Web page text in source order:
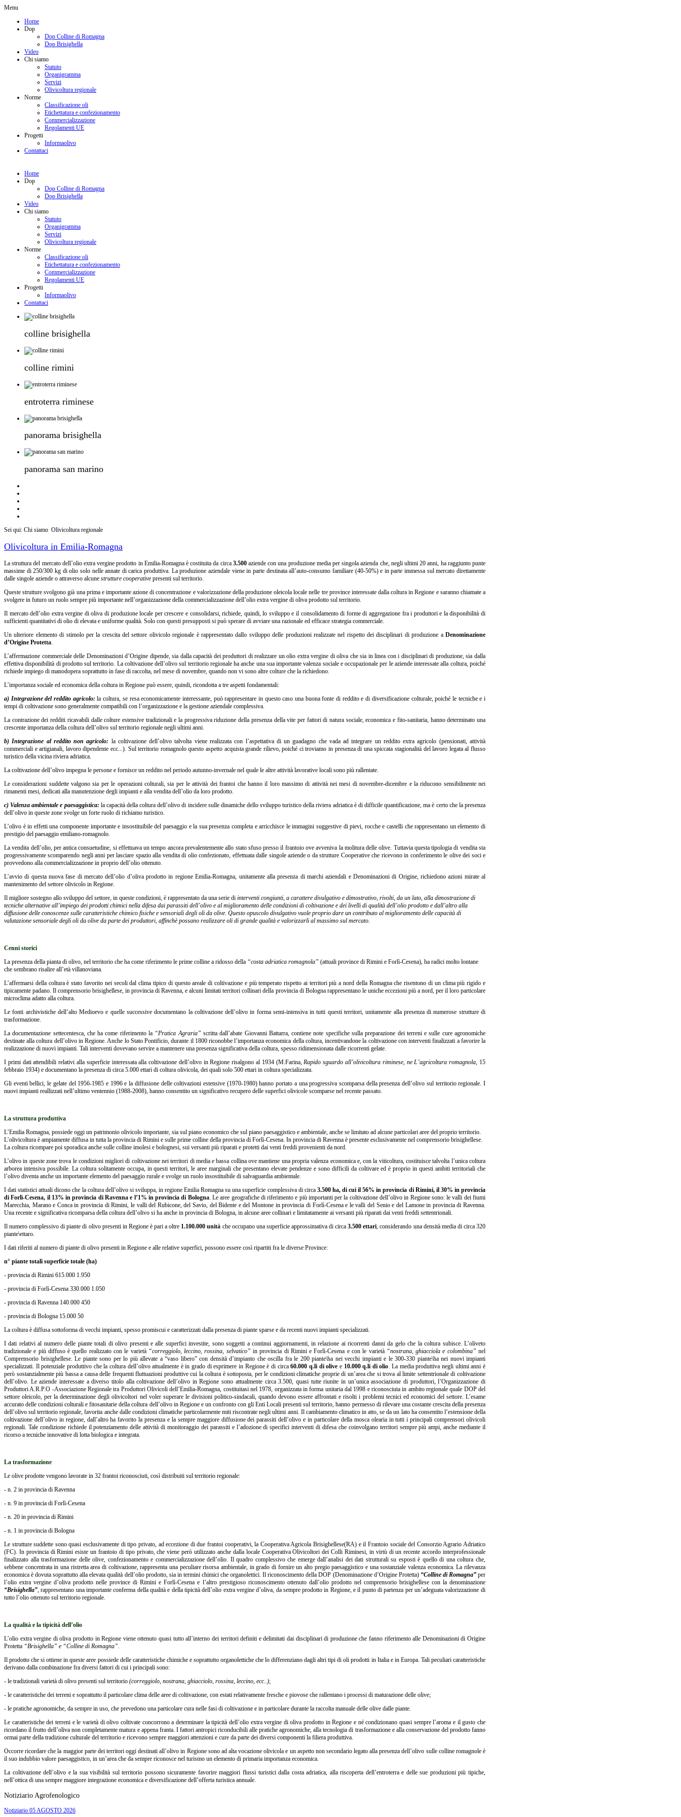
Menu
Home
Dop
Dop Colline di Romagna
Dop Brisighella
Video
Chi siamo
Statuto
Organigramma
Servizi
Olivicoltura regionale
Norme
Classificazione oli
Etichettatura e confezionamento
Commercializzazione
Regolamenti UE
Progetti
Informaolivo
Contattaci
Home
Dop
Dop Colline di Romagna
Dop Brisighella
Video
Chi siamo
Statuto
Organigramma
Servizi
Olivicoltura regionale
Norme
Classificazione oli
Etichettatura e confezionamento
Commercializzazione
Regolamenti UE
Progetti
Informaolivo
Contattaci
colline brisighella
colline rimini
entroterra riminese
panorama brisighella
panorama san marino
Sei qui: Chi siamo Olivicoltura regionale
Olivicoltura in Emilia-Romagna
La struttura del mercato dell’olio extra vergine prodotto in Emilia-Romagna è costituita da circa 3.500aziende con una produzione media per singola azienda che, negli ultimi 20 anni, ha raggiunto punte
massime di 250/300 kg di olio solo nelle annate di carica produttiva. La produzione aziendale viene in parte destinata all’auto-consumo familiare (40-50%) e in parte immessa sul mercato direttamente
dalle singole aziende o attraverso alcune strutture cooperative presenti sul territorio.
Queste strutture svolgono già una prima e importante azione di concentrazione e valorizzazione della produzione oleicola locale nelle tre province interessate dalla coltura in Regione e saranno chiamate a
svolgere in futuro un ruolo sempre più importante nell’organizzazione della commercializzazione dell’olio extra vergine di oliva prodotto sul territorio.
Il mercato dell’olio extra vergine di oliva di produzione locale per crescere e consolidarsi, richiede, quindi, lo sviluppo e il consolidamento di forme di aggregazione fra i produttori e la disponibilità di
sufficienti quantitativi di olio di elevata e uniforme qualità. Solo con questi presupposti si può sperare di avviare una razionale ed efficace strategia commerciale.
Un ulteriore elemento di stimolo per la crescita del settore olivicolo regionale è rappresentato dallo sviluppo delle produzioni realizzate nel rispetto dei disciplinari di produzione a Denominazione
d’Origine Protetta.
L’affermazione commerciale delle Denominazioni d’Origine dipende, sia dalla capacità dei produttori di realizzare un olio extra vergine di oliva che sia in linea con i disciplinari di produzione, sia dalla
effettiva disponibilità di prodotto sul territorio. La coltivazione dell’olivo sul territorio regionale ha anche una sua importante valenza sociale e occupazionale per le aziende interessate alla coltura, poiché
richiede impiego di manodopera soprattutto in fase di raccolta, nel mese di novembre, quando non vi sono altre colture che la richiedono.
L’importanza sociale ed economica della coltura in Regione può essere, quindi, ricondotta a tre aspetti fondamentali:
a) Integrazione del reddito agricolo: la coltura, se resa economicamente interessante, può rappresentare in questo caso una buona fonte di reddito e di diversificazione colturale, poiché le tecniche e i
tempi di coltivazione sono generalmente compatibili con l’organizzazione e la gestione aziendale complessiva.
La contrazione dei redditi ricavabili dalle colture estensive tradizionali e la progressiva riduzione della presenza della vite per fattori di natura sociale, economica e fito-sanitaria, hanno determinato una
crescente importanza della coltura dell’olivo sul territorio regionale negli ultimi anni.
b) Integrazione al reddito non agricolo: la coltivazione dell’olivo talvolta viene realizzata con l’aspettativa di un guadagno che vada ad integrare un reddito extra agricolo (pensionati, attività
commerciali e artigianali, lavoro dipendente ecc...). Sul territorio romagnolo questo aspetto acquista grande rilievo, poiché ci troviamo in presenza di una spiccata stagionalità del lavoro legata al flusso
turistico della vicina riviera adriatica.
La coltivazione dell’olivo impegna le persone e fornisce un reddito nel periodo autunno-invernale nel quale le altre attività lavorative locali sono più rallentate.
Le considerazioni suddette valgono sia per le operazioni colturali, sia per le attività dei frantoi che hanno il loro massimo di attività nei mesi di novembre-dicembre e la riducono sensibilmente nei
rimanenti mesi, dedicati alla manutenzione degli impianti e alla vendita dell’olio da loro prodotto.
c) Valenza ambientale e paesaggistica: la capacità della coltura dell’olivo di incidere sulle dinamiche dello sviluppo turistico della riviera adriatica è di difficile quantificazione, ma è certo che la presenza
dell’olivo in queste zone svolge un forte ruolo di richiamo turistico.
L’olivo è in effetti una componente importante e insostituibile del paesaggio e la sua presenza completa e arricchisce le immagini suggestive di pievi, rocche e castelli che rappresentano un elemento di
prestigio del paesaggio emiliano-romagnolo.
La vendita dell’olio, per antica consuetudine, si effettuava un tempo ancora prevalentemente allo stato sfuso presso il frantoio ove avveniva la molitura delle olive. Tuttavia questa tipologia di vendita sta
progressivamente scomparendo negli anni per lasciare spazio alla vendita di olio confezionato, effettuata dalle singole aziende o da strutture Cooperative che ricevono in conferimento le olive dei soci e
provvedono alla commercializzazione in proprio dell’olio ottenuto.
L’avvio di questa nuova fase di mercato dell’olio d’oliva prodotto in regione Emilia-Romagna, unitamente alla presenza di marchi aziendali e Denominazioni di Origine, richiedono azioni mirate al
mantenimento del settore olivicolo in Regione.
Il migliore sostegno allo sviluppo del settore, in queste condizioni, è rappresentato da una serie di interventi congiunti, a carattere divulgativo e dimostrativo, rivolti, da un lato, alla dimostrazione di
tecniche alternative all’impiego dei prodotti chimici nella difesa dai parassiti dell’olivo e al miglioramento delle condizioni di coltivazione e dei livelli di qualità dell’olio prodotto e dall’altro alla
diffusione delle conoscenze sulle caratteristiche chimico fisiche e sensoriali degli oli da olive. Questo opuscolo divulgativo vuole proprio dare un contributo al miglioramento delle capacità di
valutazione sensoriale degli oli da olive da parte dei produttori, affinchè possano realizzare oli di grande qualità e valorizzarli al massimo sul mercato.
Cenni storici
La presenza della pianta di olivo, nel territorio che ha come riferimento le prime colline a ridosso della “costa adriatica romagnola” (attuali province di Rimini e Forlì-Cesena), ha radici molto lontane
che sembrano risalire all’età villanoviana.
L’affermarsi della coltura è stato favorito nei secoli dal clima tipico di questo areale di coltivazione e più temperato rispetto ai territori più a nord della Romagna che risentono di un clima più rigido e
tipicamente padano. Il comprensorio brisighellese, in provincia di Ravenna, e alcuni limitati territori collinari della provincia di Bologna rappresentano le uniche eccezioni più a nord, per il loro particolare
microclima adatto alla coltura.
Le fonti archivistiche dell’alto Medioevo e quelle successive documentano la coltivazione dell’olivo in forma semi-intensiva in tutti questi territori, unitamente alla presenza di numerose strutture di
trasformazione.
La documentazione settecentesca, che ha come riferimento la “Pratica Agraria” scritta dall’abate Giovanni Battarra, contiene note specifiche sulla preparazione dei terreni e sulle cure agronomiche
destinate alla coltura dell’olivo in Regione. Anche lo Stato Pontificio, durante il 1800 riconobbe l’importanza economica della coltura, incentivandone la coltivazione con interventi finalizzati a favorire la
realizzazione di nuovi impianti. Tali interventi dovevano servire a mantenere una presenza significativa della coltura, spesso ridimensionata dalle ricorrenti gelate.
I primi dati attendibili relativi alla superficie interessata alla coltivazione dell’olivo in Regione risalgono al 1934 (M.Farina,Rapido sguardo all’olivicoltura riminese, ne L’agricoltura romagnola, 15
febbraio 1934) e documentano la presenza di circa 5.000 ettari di coltura olivicola, dei quali solo 500 ettari in coltura specializzata.
Gli eventi bellici, le gelate del 1956-1985 e 1996 e la diffusione delle coltivazioni estensive (1970-1980) hanno portato a una progressiva scomparsa della presenza dell’olivo sul territorio regionale. I
nuovi impianti reallizzati nell’ultimo ventennio (1988-2008), hanno consentito un significativo recupero delle superfici olivicole scomparse nel recente passato.
La struttura produttiva
L’Emilia Romagna, possiede oggi un patrimonio olivicolo importante, sia sul piano economico che sul piano paesaggistico e ambientale, anche se limitato ad alcune particolari aree del proprio territorio.
L’olivicoltura è ampiamente diffusa in tutta la provincia di Rimini e sulle prime colline della provincia di Forlì-Cesena. In provincia di Ravenna è presente esclusivamente nel comprensorio brisighellese.
La coltura ricompare poi sporadica anche sulle colline imolesi e bolognesi, sui versanti più riparati e protetti dai venti freddi provenienti da nord.
L’olivo in queste zone trova le condizioni migliori di coltivazione nei territori di media e bassa collina ove mantiene una propria valenza economica e, con la viticoltura, costituisce talvolta l’unica coltura
arborea intensiva possibile. La coltura solitamente occupa, in questi territori, le aree marginali che presentano elevate pendenze e sono difficili da coltivare ed è proprio in questi ambiti territoriali che
l’olivo diventa anche un importante elemento del paesaggio rurale e svolge un ruolo insostituibile di salvaguardia ambientale.
I dati statistici attuali dicono che la coltura dell’olivo si sviluppa, in regione Emilia Romagna su una superficie complessiva di circa 3.500 ha, di cui il 56% in provincia di Rimini, il 30% in provincia
di Forlì-Cesena, il 13% in provincia di Ravenna e l’1% in provincia di Bologna. Le aree geografiche di riferimento e più importanti per la coltivazione dell’olivo in Regione sono: le valli dei fiumi
Marecchia, Marano e Conca in provincia di Rimini, le valli del Rubicone, del Savio, del Bidente e del Montone in provincia di Forlì-Cesena e le valli del Senio e del Lamone in provincia di Ravenna.
Una recente e significativa ricomparsa della coltura dell’olivo si ha anche in provincia di Bologna, in alcune aree collinari e limitatamente ai versanti più riparati dai venti freddi settentrionali.
Il numero complessivo di piante di olivo presenti in Regione è pari a oltre 1.100.000 unità che occupano una superficie approssimativa di circa3.500 ettari, considerando una densità media di circa 320
piante\ettaro.
I dati riferiti al numero di piante di olivo presenti in Regione e alle relative superfici, possono essere così ripartiti fra le diverse Province:
n° piante totali superficie totale (ha)
- provincia di Rimini 615.000 1.950
- provincia di Forlì-Cesena 330.000 1.050
- provincia di Ravenna 140.000 450
- provincia di Bologna 15.000 50
La coltura è diffusa sottoforma di vecchi impianti, spesso promiscui e caratterizzati dalla presenza di piante sparse e da recenti nuovi impianti specializzati.
I dati relativi al numero delle piante totali di olivo presenti e alle superfici investite, sono soggetti a continui aggiornamenti, in relazione ai ricorrenti danni da gelo che la coltura subisce. L’oliveto
tradizionale e più diffuso è quello realizzato con le varietà “correggiolo, leccino, rossina, selvatico” in provincia di Rimini e Forlì-Cesena e con le varietà “nostrana, ghiacciola e colombina” nel
Comprensorio brisighellese. Le piante sono per lo più allevate a “vaso libero” con densità d’impianto che oscilla fra le 200 piante\ha nei vecchi impianti e le 300-330 piante\ha nei nuovi impianti
specializzati. Il potenziale produttivo che la coltura dell’olivo attualmente è in grado di esprimere in Regione è di circa60.000 q.li di olive e 10.000 q.li di olio. La media produttiva negli ultimi anni è
però sostanzialmente più bassa a causa delle frequenti fluttuazioni produttive cui la coltura è sottoposta, per le condizioni climatiche proprie di un’area che si trova al limite settentrionale di coltivazione
dell’olivo. Le aziende interessate a diverso titolo alla coltivazione dell’olivo in Regione sono attualmente circa 3.500, quasi tutte riunite in un’unica associazione di produttori, l’Organizzazione di
Produttori A.R.P.O -Associazione Regionale tra Produttori Olivicoli dell’Emilia-Romagna, costituitasi nel 1978, organizzata in forma unitaria dal 1998 e riconosciuta in ambito regionale quale DOP del
settore oleicolo, per la determinazione degli olivicoltori nel voler superare le divisioni politico-sindacali, quando devono essere affrontati e risolti i problemi tecnici ed economici del settore. L’esame
accurato delle condizioni colturali e fitosanitarie della coltura dell’olivo in Regione e un confronto con gli Enti Locali presenti sul territorio, hanno permesso di rilevare una costante crescita della presenza
dell’olivo sul territorio regionale, favorita anche dalle condizioni climatiche particolarmente miti riscontrate negli ultimi anni. Il cambiamento climatico in atto, se da un lato ha consentito l’estensione della
coltivazione dell’olivo in regione, dall’altro ha favorito la presenza e la sempre maggiore diffusione dei parassiti dell’olivo e in particolare della mosca olearia in tutti i principali comprensori olivicoli
regionali. Tale condizione richiede il potenziamento delle attività di monitoraggio dei parassiti e l’adozione di specifici interventi di difesa che coinvolgano territori sempre più ampi, anche mediante il
ricorso a tecniche innovative di lotta biologica e integrata.
La trasformazione
Le olive prodotte vengono lavorate in 32 frantoi riconosciuti, così distribuiti sul territorio regionale:
- n. 2 in provincia di Ravenna
- n. 9 in provincia di Forlì-Cesena
- n. 20 in provincia di Rimini
- n. 1 in provincia di Bologna
Le strutture suddette sono quasi esclusivamente di tipo privato, ad eccezione di due frantoi cooperativi, la Cooperativa Agricola Brisighellese(RA) e il Frantoio sociale del Consorzio Agrario Adriatico
(FC). In provincia di Rimini esiste un frantoio di tipo privato, che viene però utilizzato anche dalla locale Cooperativa Olivicoltori dei Colli Riminesi, in virtù di un recente accordo interprofessionale
finalizzato alla trasformazione delle olive, confezionamento e commercializzazione dell’olio. Il quadro complessivo che emerge dall’analisi dei dati strutturali su esposti è quello di una coltura che,
sebbene concentrata in una ristretta area di coltivazione, rappresenta una peculiare risorsa ambientale, in grado di fornire un alto pregio paesaggistico e una sostanziale valenza economica. La rilevanza
economica è dovuta soprattutto alla elevata qualità dell’olio prodotto, sia in termini chimici che organolettici. Il riconoscimento della DOP (Denominazione d’Origine Protetta)“Colline di Romagna”per
l’olio extra vergine d’oliva prodotto nelle province di Rimini e Forlì-Cesena e l’altro prestigioso riconoscimento ottenuto dall’olio prodotto nel comprensorio brisighellese con la denominazione
“Brisighella”, rappresentano una importante conferma della qualità e della tipicità dell’olio extra vergine d’oliva, da sempre prodotto in Regione, e il punto di partenza per un’adeguata valorizzazione di
tutto l’olio ottenuto sul territorio regionale.
La qualità e la tipicità dell’olio
L’olio extra vergine di oliva prodotto in Regione viene ottenuto quasi tutto all’interno dei territori definiti e delimitati dai disciplinari di produzione che fanno riferimento alle Denominazioni di Origine
Protetta “Brisighella” e “Colline di Romagna”.
Il prodotto che si ottiene in queste aree possiede delle caratteristiche chimiche e soprattutto organolettiche che lo differenziano dagli altri tipi di oli prodotti in Italia e in Europa. Tali peculiari caratteristiche
derivano dalla combinazione fra diversi fattori di cui i principali sono:
- le tradizionali varietà di olivo presenti sul territorio (correggiolo, nostrana, ghiacciolo, rossina, leccino, ecc..);
- le caratteristiche dei terreni e soprattutto il particolare clima delle aree di coltivazione, con estati relativamente fresche e piovose che rallentano i processi di maturazione delle olive;
- le pratiche agronomiche, da sempre in uso, che prevedono una particolare cura nelle fasi di coltivazione e in particolare durante la raccolta manuale delle olive dalle piante.
Le caratteristiche dei terreni e le varietà di olivo coltivate concorrono a determinare la tipicità dell’olio extra vergine di oliva prodotto in Regione e né condizionano quasi sempre l’aroma e il gusto che
ricordano il frutto dell’oliva non completamente matura e appena franta. I fattori antropici riconducibili alle pratiche agronomiche, alla tecnologia di trasformazione e alla conservazione del prodotto fanno
ormai parte della tradizione culturale del territorio e ricevono sempre maggiori attenzioni e cure da parte dei diversi componenti la filiera produttiva.
Occorre ricordare che la maggior parte dei territori oggi destinati all’olivo in Regione sono ad alta vocazione olivicola e un aspetto non secondario legato alla presenza dell’olivo sulle colline romagnole è
il suo indubbio valore paesaggistico, in un’area che da sempre riconosce nel turismo un elemento di primaria importanza economica.
La coltivazione dell’olivo e la sua visibilità sul territorio possono sicuramente favorire maggiori flussi turistici dalla costa adriatica, alla riscoperta dell’entroterra e delle sue produzioni più tipiche,
nell’ottica di una sempre maggiore integrazione economica e diversificazione dell’offerta turistica annuale.
Notiziario Agrofenologico
Notiziario 05 AGOSTO 2026